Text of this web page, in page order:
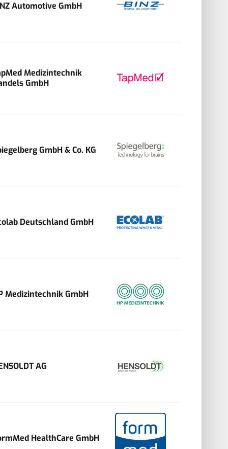
Automotive GmbH
Medizintechnik
GmbH
GmbH & Co. KG
Deutschland GmbH
Medizintechnik GmbH
AG
HealthCare GmbH